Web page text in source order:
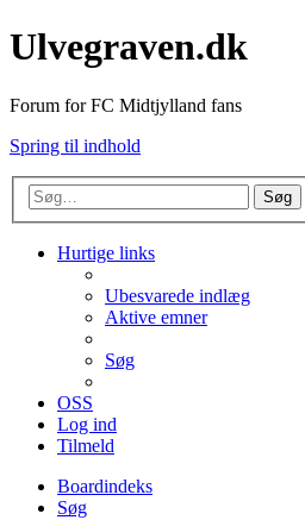
Ulvegraven.dk
Forum for FC Midtjylland fans
Spring til indhold
Søg
Hurtige links
Ubesvarede indlæg
Aktive emner
Søg
OSS
Log ind
Tilmeld
Boardindeks
Søg